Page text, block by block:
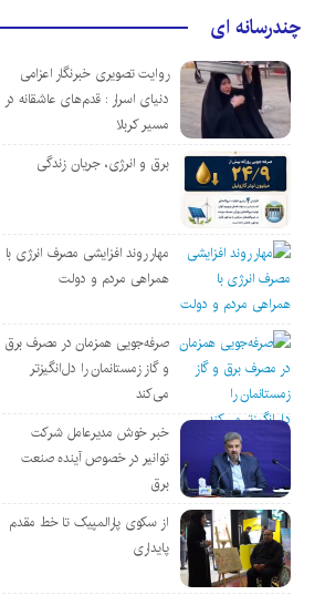
چندرسانه ای
روایت تصویری خبرنگار اعزامی
دنیای اسرار : قدم‌های عاشقانه در
مسیر کربلا
برق و انرژی، جریان زندگی
مهار روند افزایشی مصرف انرژی با
همراهی مردم و دولت
صرفه‌جویی همزمان در مصرف برق
و گاز زمستانمان را دل‌انگیزتر
می‌کند
خبر خوش مدیرعامل شرکت
توانیر در خصوص آینده صنعت
برق
از سکوی پارالمپیک تا خط مقدم
پایداری